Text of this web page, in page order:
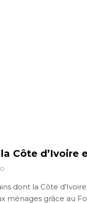
la Côte
0
dont la Côte
ménages grâce au